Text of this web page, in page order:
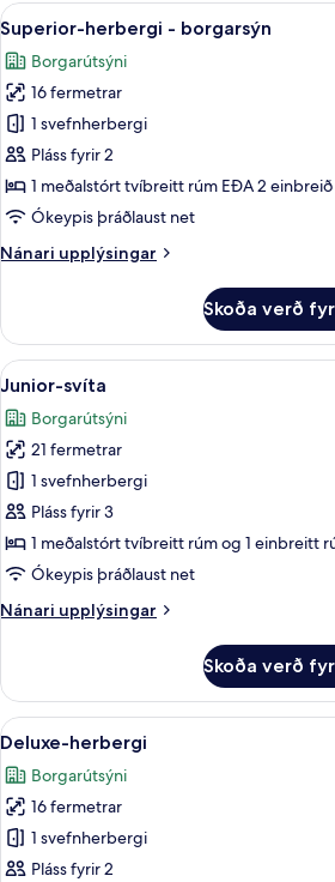
Skoða
allar
myndir
fyrir
Superior-
herbergi
-
borgarsýn
23
Superior-herbergi - borgarsýn
Borgarútsýni
16 fermetrar
1 svefnherbergi
Pláss fyrir 2
1 meðalstórt tvíbreitt rúm EÐA 2
Ókeypis þráðlaust net
Nánari upplýsingar
Nánari
herbergi
borgarsýn
Skoða verð
Skoða
allar
myndir
fyrir
Junior-
svíta
Junior-
13
Junior-svíta
Borgarútsýni
21 fermetrar
1 svefnherbergi
Pláss fyrir 3
1 meðalstórt tvíbreitt rúm og 1 einbreitt
Ókeypis þráðlaust net
Nánari upplýsingar
Nánari
svíta
Skoða verð
Skoða
allar
myndir
fyrir
Deluxe-
herbergi
13
Deluxe-herbergi
Borgarútsýni
16 fermetrar
1 svefnherbergi
Pláss fyrir 2